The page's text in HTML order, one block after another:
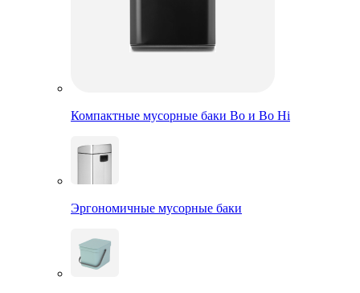
Компактные мусорные баки Bo и Bo Hi
Эргономичные мусорные баки